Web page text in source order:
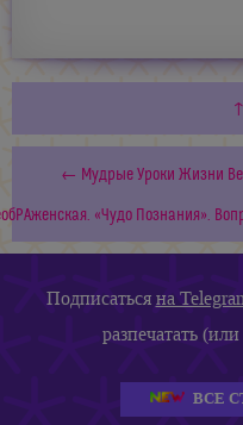
← Мудрые Уроки Жизни
«Чудо Познания».
Подписатьсяна
разпечатать
ВСЕ